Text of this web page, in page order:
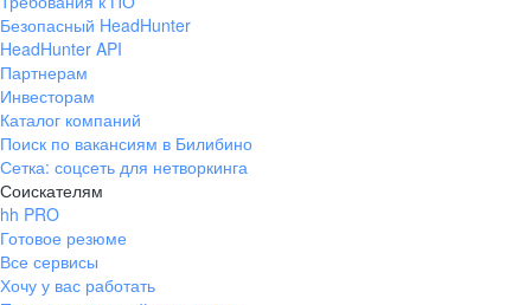
Безопасный HeadHunter
HeadHunter API
Партнерам
Инвесторам
Каталог компаний
Поиск по вакансиям в Билибино
Сетка: соцсеть для нетворкинга
Соискателям
hh PRO
Готовое резюме
Все сервисы
Хочу у вас работать